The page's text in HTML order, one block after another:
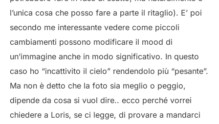
l’unica cosa che posso fare a parte il ritaglio). E’ poi
secondo me interessante vedere come piccoli
cambiamenti possono modificare il mood di
un’immagine anche in modo significativo. In questo
caso ho “incattivito il cielo” rendendolo più “pesante”.
Ma non è detto che la foto sia meglio o peggio,
dipende da cosa si vuol dire.. ecco perché vorrei
chiedere a Loris, se ci legge, di provare a mandarci